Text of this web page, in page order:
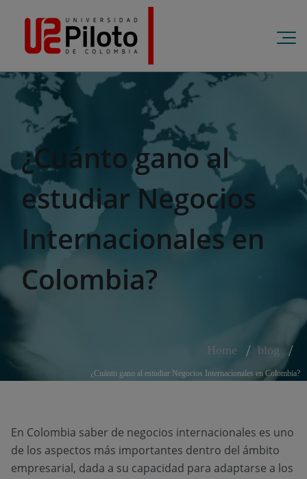
¿Cuánto gano al
estudiar Negocios
Internacionales en
Colombia?
Home blog
¿Cuánto gano al estudiar Negocios Internacionales en Colombia?
En Colombia saber de negocios internacionales es uno
de los aspectos más importantes dentro del ámbito
empresarial, dada a su capacidad para adaptarse a los